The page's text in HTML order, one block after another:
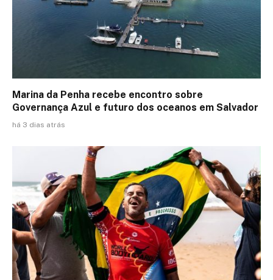
Marina da Penha recebe encontro sobre
Governança Azul e futuro dos oceanos em Salvador
há 3 dias atrás